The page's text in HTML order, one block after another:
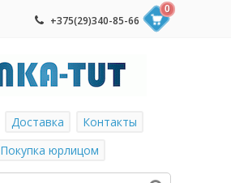
+375(29)340-85-66
0
Доставка
Контакты
Покупка юрлицом